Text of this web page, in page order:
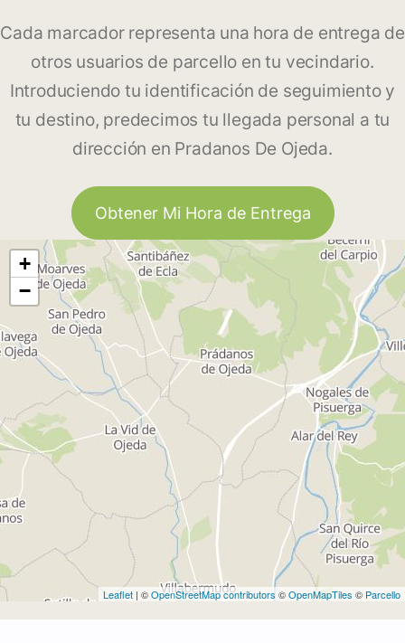
Cada marcador representa una hora de entrega de
otros usuarios de parcello en tu vecindario.
Introduciendo tu identificación de seguimiento y
tu destino, predecimos tu llegada personal a tu
dirección en Pradanos De Ojeda.
Obtener Mi Hora de Entrega
+
−
Leaflet | ©OpenStreetMap contributors ©OpenMapTiles © Parcello